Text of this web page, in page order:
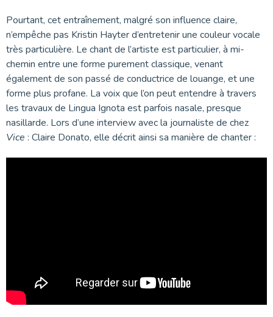
Pourtant, cet entraînement, malgré son influence claire,
n’empêche pas Kristin Hayter d’entretenir une couleur vocale
très particulière. Le chant de l’artiste est particulier, à mi-
chemin entre une forme purement classique, venant
également de son passé de conductrice de louange, et une
forme plus profane. La voix que l’on peut entendre à travers
les travaux de Lingua Ignota est parfois nasale, presque
nasillarde. Lors d’une interview avec la journaliste de chez
Vice : Claire Donato, elle décrit ainsi sa manière de chanter :